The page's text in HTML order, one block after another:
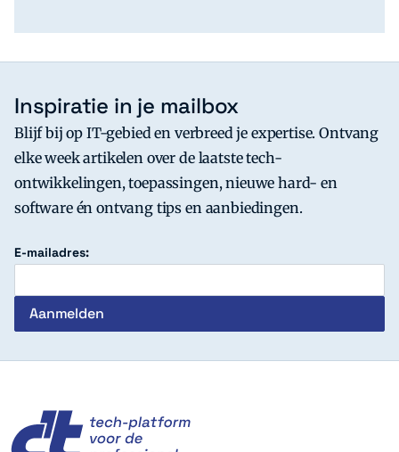
Inspiratie in je mailbox
Blijf bij op IT-gebied en verbreed je expertise. Ontvang
elke week artikelen over de laatste tech-
ontwikkelingen, toepassingen, nieuwe hard- en
software én ontvang tips en aanbiedingen.
E-mailadres: